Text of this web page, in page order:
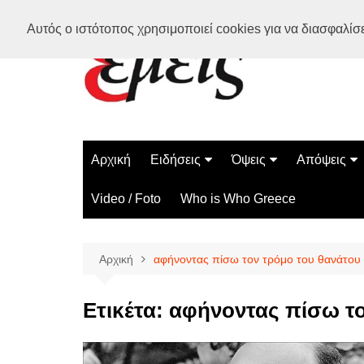
Αυτός ο ιστότοπος χρησιμοποιεί cookies για να
Αρχική Ειδήσεις
Ελλάδα
Διεθνή
Όψεις
Διάστημα
Επιστήμη
Απόψεις
Video / Foto Who is Who Greece
Αρχική αφήνοντας πίσω τον τρόμο του θανάτου
Ετικέτα: αφήνοντας πίσω